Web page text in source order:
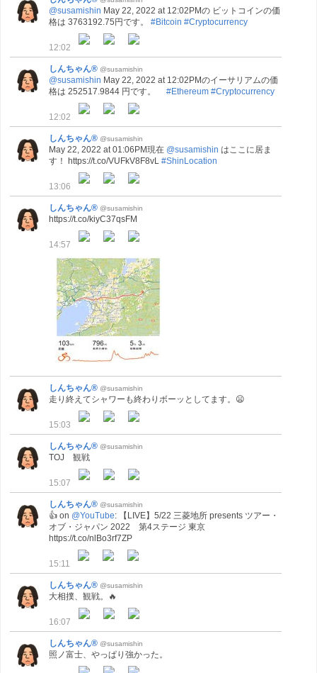
@susamishin May 22, 2022 at 12:02PMの ビットコインの価
格は 3763192.75円です。 #Bitcoin #Cryptocurrency
12:02
しんちゃん® @susamishin
@susamishin May 22, 2022 at 12:02PMのイーサリアムの価
格は 252517.9844 円です。 #Ethereum #Cryptocurrency
12:02
しんちゃん® @susamishin
May 22, 2022 at 01:06PM現在 @susamishin はここに居ま
す！ https://t.co/VUFkV8F8vL #ShinLocation
13:06
しんちゃん® @susamishin
https://t.co/kiyC37qsFM
14:57
しんちゃん® @susamishin
走り終えてシャワーも終わりボーッとしてます。😦
15:03
しんちゃん® @susamishin
TOJ 観戦
15:07
しんちゃん® @susamishin
👍 on @YouTube: 【LIVE】5/22 三菱地所 presents ツアー・
オブ・ジャパン 2022 第4ステージ 東京
https://t.co/nlBo3rf7ZP
15:11
しんちゃん® @susamishin
大相撲、観戦。🔥
16:07
しんちゃん® @susamishin
照ノ富士、やっぱり強かった。